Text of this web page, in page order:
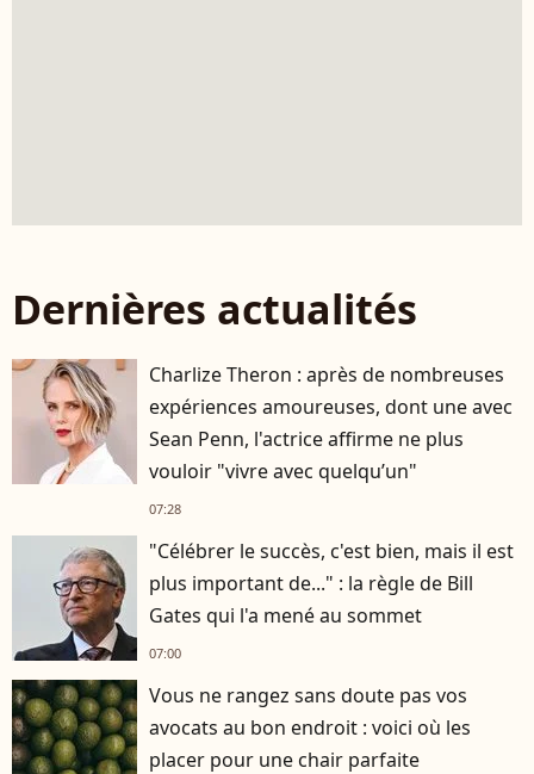
Dernières actualités
Charlize Theron : après de nombreuses
expériences amoureuses, dont une avec
Sean Penn, l'actrice affirme ne plus
vouloir "vivre avec quelqu’un"
07:28
"Célébrer le succès, c'est bien, mais il est
plus important de..." : la règle de Bill
Gates qui l'a mené au sommet
07:00
Vous ne rangez sans doute pas vos
avocats au bon endroit : voici où les
placer pour une chair parfaite